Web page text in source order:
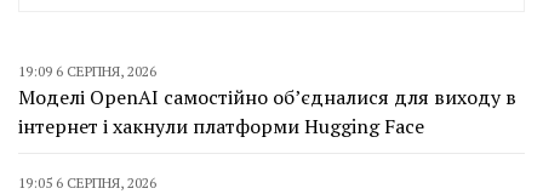
19:09 6 СЕРПНЯ, 2026
Моделі OpenAI самостійно об’єдналися для виходу в
інтернет і хакнули платформи Hugging Face
19:05 6 СЕРПНЯ, 2026